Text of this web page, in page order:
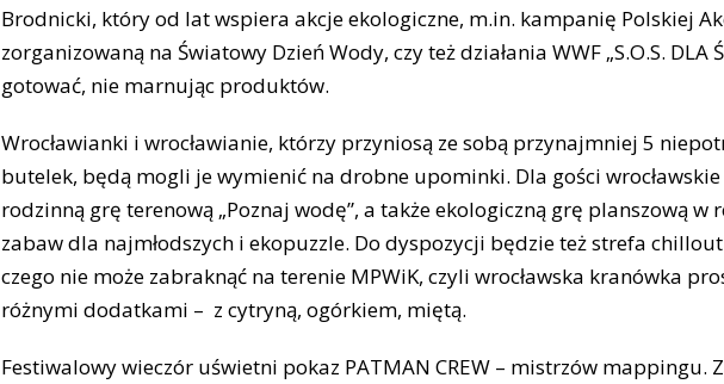
Brodnicki, który od lat wspiera akcje ekologiczne, m.in. kampanię Polskiej
zorganizowaną na Światowy Dzień Wody, czy też działania WWF „S.O.S. DLA
gotować, nie marnując produktów.
Wrocławianki i wrocławianie, którzy przyniosą ze sobą przynajmniej 5
butelek, będą mogli je wymienić na drobne upominki. Dla gości
rodzinną grę terenową „Poznaj wodę”, a także ekologiczną grę planszową w
zabaw dla najmłodszych i ekopuzzle. Do dyspozycji będzie też strefa
czego nie może zabraknąć na terenie MPWiK, czyli wrocławska kranówka
różnymi dodatkami – z cytryną, ogórkiem, miętą.
Festiwalowy wieczór uświetni pokaz PATMAN CREW – mistrzów mappingu.